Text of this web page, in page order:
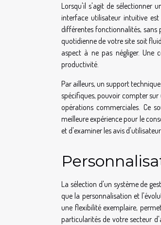
Lorsqu'il s'agit de sélectionner
interface utilisateur intuitive
différentes fonctionnalités, sans
quotidienne de votre site soit
aspect à ne pas négliger. Une
productivité.
Par ailleurs, un support
spécifiques, pouvoir compter
opérations commerciales. Ce
meilleure expérience pour le
et d'examiner les avis
La sélection d'un système de
que la personnalisation et
une flexibilité exemplaire,
particularités de votre secteur